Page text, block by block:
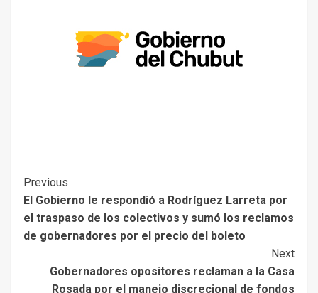
Previous
El Gobierno le respondió a Rodríguez Larreta por
el traspaso de los colectivos y sumó los reclamos
de gobernadores por el precio del boleto
Next
Gobernadores opositores reclaman a la Casa
Rosada por el manejo discrecional de fondos